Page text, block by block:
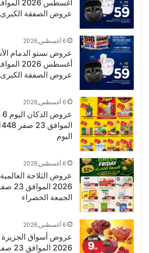
عروض الصفقة الكبرى
6 أغسطس,2026
عروض الصفقة الكبرى
6 أغسطس,2026
اليوم
6 أغسطس,2026
الجمعة الخضراء
6 أغسطس,2026